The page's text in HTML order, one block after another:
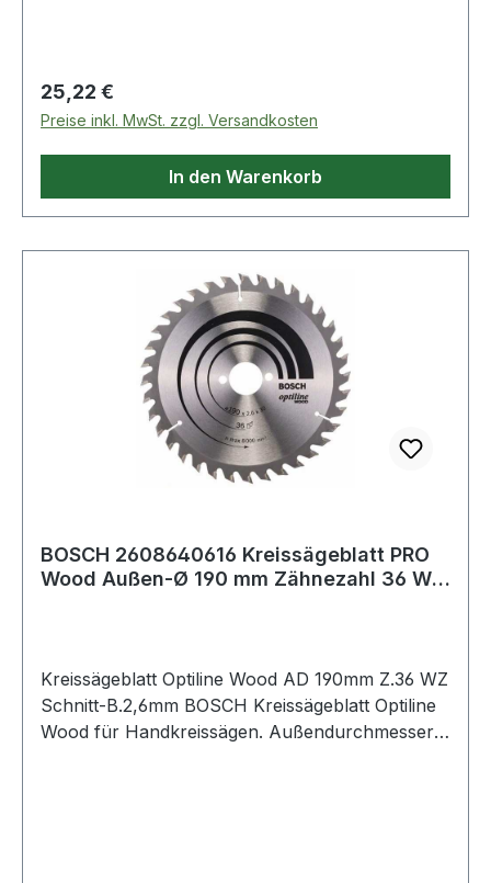
Regulärer Preis:
25,22 €
Preise inkl. MwSt. zzgl. Versandkosten
In den Warenkorb
BOSCH 2608640616 Kreissägeblatt PRO
Wood Außen-Ø 190 mm Zähnezahl 36 WZ
Kreissägeblatt Optiline Wood AD 190mm Z.36 WZ
Schnitt-B.2,6mm BOSCH Kreissägeblatt Optiline
Wood für Handkreissägen. Außendurchmesser: